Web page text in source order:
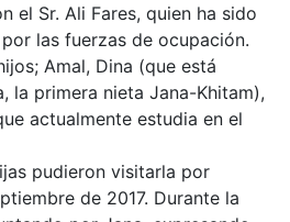
el Sr. Ali Fares, quien ha sido
las fuerzas de ocupación.
Amal, Dina (que está
la primera nieta Jana-Khitam),
actualmente estudia en el
pudieron visitarla por
de 2017. Durante la